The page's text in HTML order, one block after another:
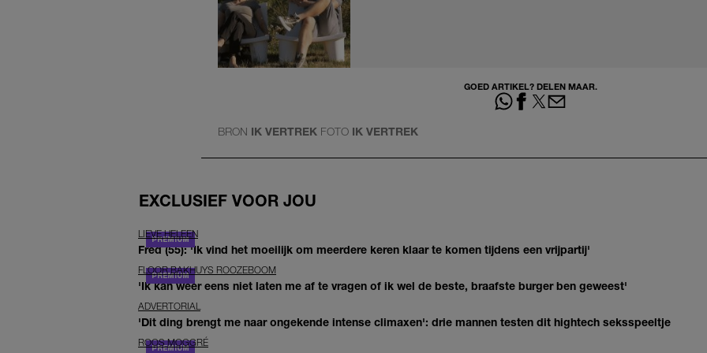
GOED ARTIKEL? DELEN MAAR.
BRON IK VERTREK FOTO IK VERTREK
EXCLUSIEF VOOR JOU
LIEVE HELEEN
Fred (55): 'Ik vind het moeilijk om meerdere keren klaar te komen tijdens een vrijpartij'
FLOOR BAKHUYS ROOZEBOOM
'Ik kan weer eens niet laten me af te vragen of ik wel de beste, braafste burger ben geweest'
ADVERTORIAL
'Dit ding brengt me naar ongekende intense climaxen': drie mannen testen dit hightech seksspeeltje
ROOS MOGGRÉ